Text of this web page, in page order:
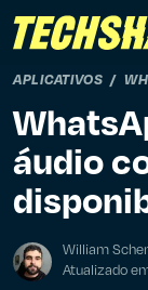
APLICATIVOS
áudio
William
Atualizado